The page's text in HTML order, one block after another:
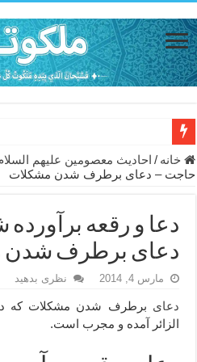
دعای مجرب برای رفع گرفتاری – ذکر
دعا برای عاشق شدن طرف مقابل –
دعای حفظ جان عزیزان از بلا در سفر
انواع ذکرهای الهی و خواص آن –
دعای روزی و رفع فقر – دعای مجرب
ختم سوره تکاثر برای جذب ثروت –
دعا قدرت و توانمندی – دعا برای
خانه / احاديث معصومين عليهم
حاجت – دعای برطرف شدن مشکلات
دعا و رقعه
دعای برطرف شدن
مارس 4, 2014 نظری بدهید
دعای برطرف شدن مشکلات که
الزائر آمده و مجرب است.